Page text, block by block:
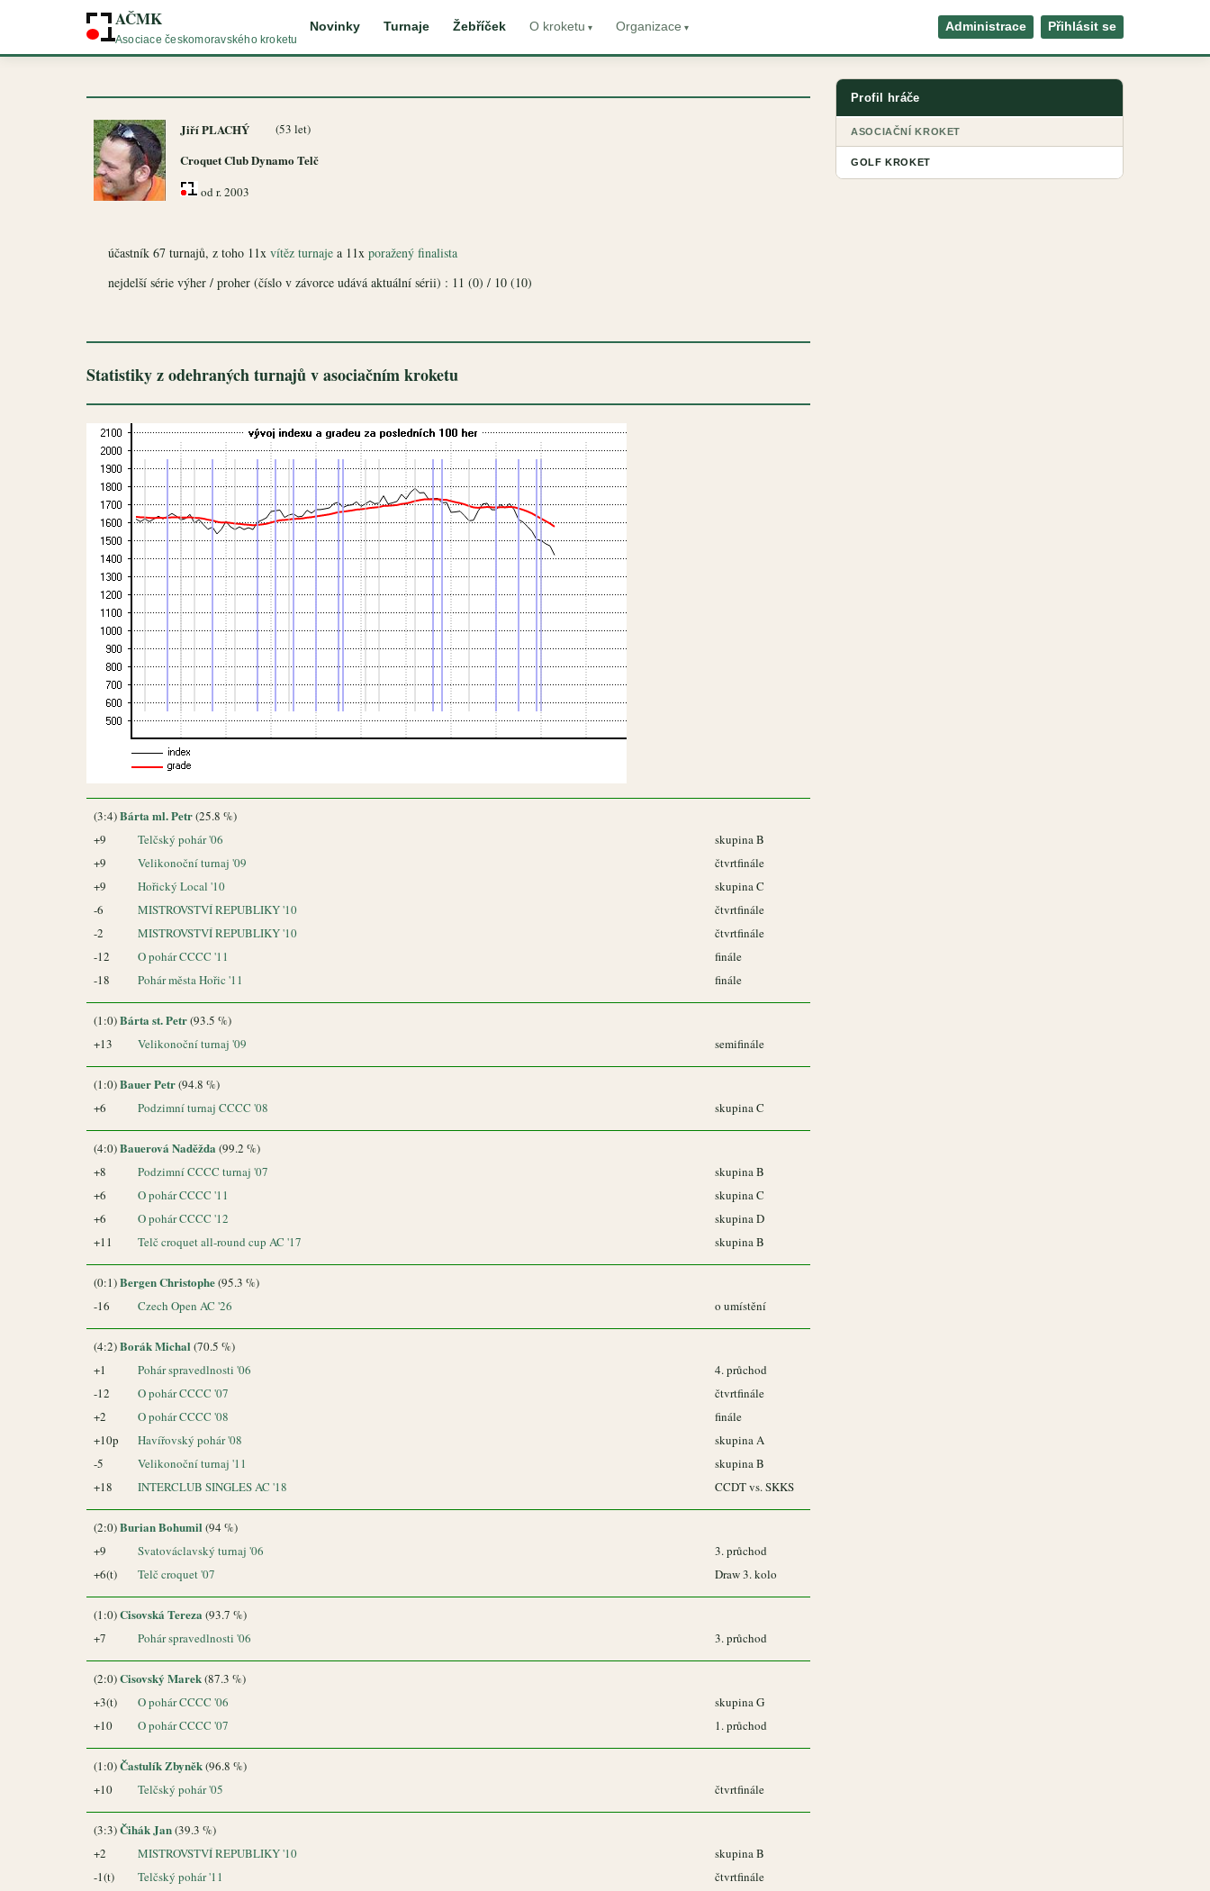
AČMK
Asociace českomoravského kroketu
Novinky Turnaje Žebříček O kroketu Organizace Administrace Přihlásit se
Jiří PLACHÝ (53 let)
Croquet Club Dynamo Telč
od r. 2003
účastník 67 turnajů, z toho 11x vítěz turnaje a 11x poražený finalista
nejdelší série výher / proher (číslo v závorce udává aktuální sérii) : 11 (0) / 10 (10)
Statistiky z odehraných turnajů v asociačním kroketu
(3:4)Bárta ml. Petr(25.8 %)
+9
Telčský pohár '06
skupina B
+9
Velikonoční turnaj '09
čtvrtfinále
+9
Hořický Local '10
skupina C
-6
MISTROVSTVÍ REPUBLIKY '10
čtvrtfinále
-2
MISTROVSTVÍ REPUBLIKY '10
čtvrtfinále
-12
O pohár CCCC '11
finále
-18
Pohár města Hořic '11 finále
(1:0)Bárta st. Petr(93.5 %)
+13
Velikonoční turnaj '09 semifinále
(1:0)Bauer Petr(94.8 %)
+6
Podzimní turnaj CCCC '08 skupina C
(4:0)Bauerová Naděžda (99.2 %)
+8
Podzimní CCCC turnaj '07
skupina B
+6
O pohár CCCC '11
skupina C
+6
O pohár CCCC '12
skupina D
+11
Telč croquet all-round cup AC '17 skupina B
(0:1)Bergen Christophe(95.3 %)
-16
Czech Open AC '26 o umístění
(4:2)Borák Michal (70.5 %)
+1
Pohár spravedlnosti '06
4. průchod
-12
O pohár CCCC '07
čtvrtfinále
+2
O pohár CCCC '08
finále
+10p
Havířovský pohár '08
skupina A
-5
Velikonoční turnaj '11
skupina B
+18
INTERCLUB SINGLES AC '18 CCDT vs. SKKS
(2:0)Burian Bohumil (94 %)
+9
Svatováclavský turnaj '06
3. průchod
+6(t)
Telč croquet '07 Draw 3. kolo
(1:0)Cisovská Tereza (93.7 %)
+7
Pohár spravedlnosti '06 3. průchod
(2:0)Cisovský Marek(87.3 %)
+3(t)
O pohár CCCC '06
skupina G
+10
O pohár CCCC '07 1. průchod
(1:0)Častulík Zbyněk(96.8 %)
+10
Telčský pohár '05 čtvrtfinále
(3:3)Čihák Jan(39.3 %)
+2
MISTROVSTVÍ REPUBLIKY '10
skupina B
-1(t)
Telčský pohár '11
čtvrtfinále
Profil hráče
ASOCIAČNÍ KROKET
GOLF KROKET